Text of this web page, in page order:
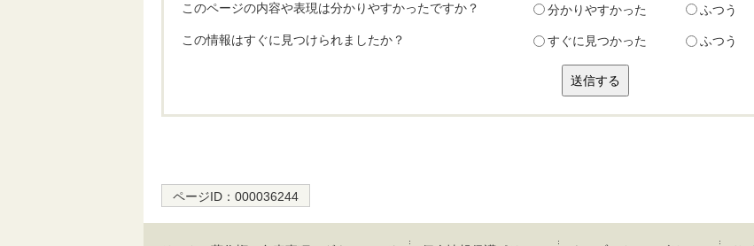
このページの内容や表現は分かりやすかったですか？ 分かりやすかった ふつう
この情報はすぐに見つけられましたか？ すぐに見つかった ふつう
ページID： 000036244